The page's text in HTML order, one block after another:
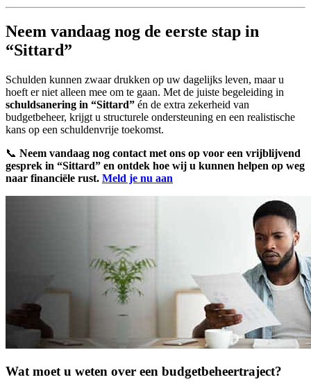
Neem vandaag nog de eerste stap in
“Sittard”
Schulden kunnen zwaar drukken op uw dagelijks leven, maar u
hoeft er niet alleen mee om te gaan. Met de juiste begeleiding in
schuldsanering in “Sittard” én de extra zekerheid van
budgetbeheer, krijgt u structurele ondersteuning en een realistische
kans op een schuldenvrije toekomst.
📞 Neem vandaag nog contact met ons op voor een vrijblijvend
gesprek in “Sittard” en ontdek hoe wij u kunnen helpen op weg
naar financiële rust. Meld je nu aan
Wat moet u weten over een budgetbeheertraject?